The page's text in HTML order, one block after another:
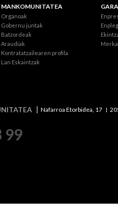
MANKOMUNITATEA
Organoak
Gobernu juntak
Batzordeak
Araudiak
Kontratatzailearen profila
Lan Eskaintzak
Nafarroa Etorbidea, 17
99